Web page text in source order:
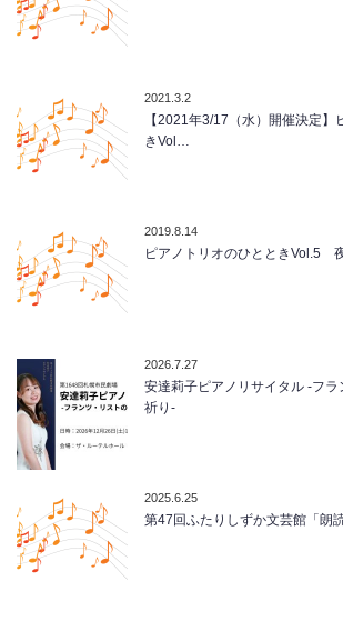
2021.3.2
【2021年3/17（水）開催決定】
きVol…
2019.8.14
ピアノトリオのひとときVol.5
2026.7.27
安達莉子ピアノリサイタル -フラ
祈り-
2025.6.25
第47回ふたりしずか文芸館「朗読